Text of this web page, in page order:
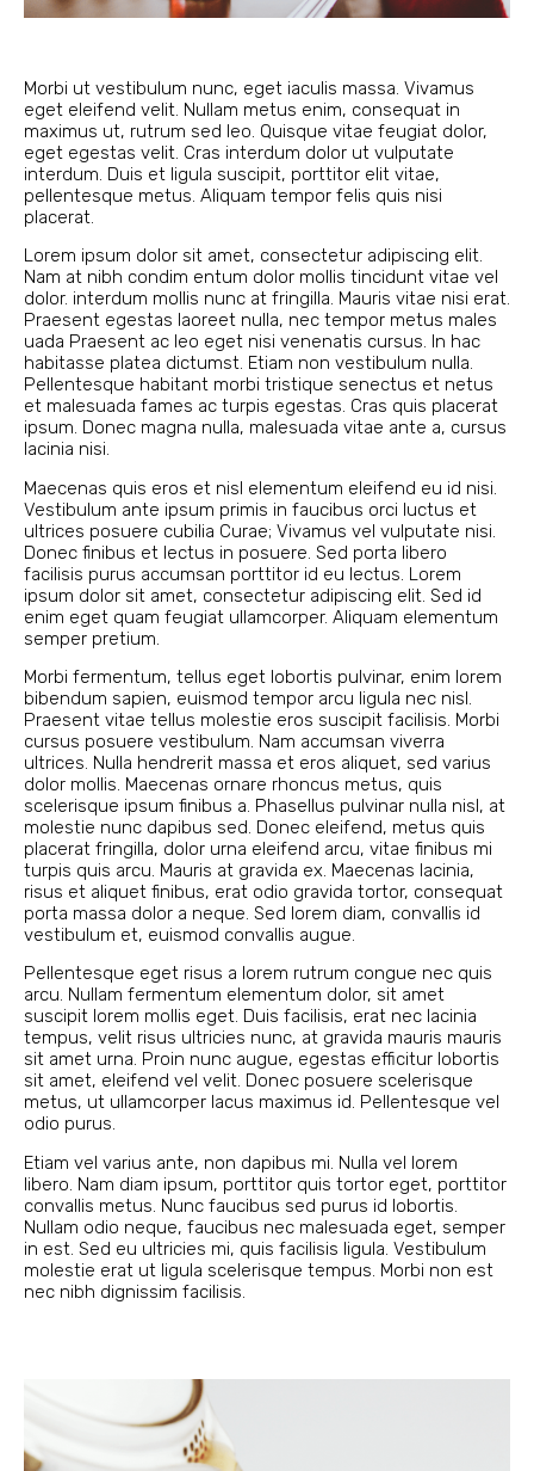
Morbi ut vestibulum nunc, eget iaculis massa. Vivamus
eget eleifend velit. Nullam metus enim, consequat in
maximus ut, rutrum sed leo. Quisque vitae feugiat dolor,
eget egestas velit. Cras interdum dolor ut vulputate
interdum. Duis et ligula suscipit, porttitor elit vitae,
pellentesque metus. Aliquam tempor felis quis nisi
placerat.
Lorem ipsum dolor sit amet, consectetur adipiscing elit.
Nam at nibh condim entum dolor mollis tincidunt vitae vel
dolor. interdum mollis nunc at fringilla. Mauris vitae nisi erat.
Praesent egestas laoreet nulla, nec tempor metus males
uada Praesent ac leo eget nisi venenatis cursus. In hac
habitasse platea dictumst. Etiam non vestibulum nulla.
Pellentesque habitant morbi tristique senectus et netus
et malesuada fames ac turpis egestas. Cras quis placerat
ipsum. Donec magna nulla, malesuada vitae ante a, cursus
lacinia nisi.
Maecenas quis eros et nisl elementum eleifend eu id nisi.
Vestibulum ante ipsum primis in faucibus orci luctus et
ultrices posuere cubilia Curae; Vivamus vel vulputate nisi.
Donec finibus et lectus in posuere. Sed porta libero
facilisis purus accumsan porttitor id eu lectus. Lorem
ipsum dolor sit amet, consectetur adipiscing elit. Sed id
enim eget quam feugiat ullamcorper. Aliquam elementum
semper pretium.
Morbi fermentum, tellus eget lobortis pulvinar, enim lorem
bibendum sapien, euismod tempor arcu ligula nec nisl.
Praesent vitae tellus molestie eros suscipit facilisis. Morbi
cursus posuere vestibulum. Nam accumsan viverra
ultrices. Nulla hendrerit massa et eros aliquet, sed varius
dolor mollis. Maecenas ornare rhoncus metus, quis
scelerisque ipsum finibus a. Phasellus pulvinar nulla nisl, at
molestie nunc dapibus sed. Donec eleifend, metus quis
placerat fringilla, dolor urna eleifend arcu, vitae finibus mi
turpis quis arcu. Mauris at gravida ex. Maecenas lacinia,
risus et aliquet finibus, erat odio gravida tortor, consequat
porta massa dolor a neque. Sed lorem diam, convallis id
vestibulum et, euismod convallis augue.
Pellentesque eget risus a lorem rutrum congue nec quis
arcu. Nullam fermentum elementum dolor, sit amet
suscipit lorem mollis eget. Duis facilisis, erat nec lacinia
tempus, velit risus ultricies nunc, at gravida mauris mauris
sit amet urna. Proin nunc augue, egestas efficitur lobortis
sit amet, eleifend vel velit. Donec posuere scelerisque
metus, ut ullamcorper lacus maximus id. Pellentesque vel
odio purus.
Etiam vel varius ante, non dapibus mi. Nulla vel lorem
libero. Nam diam ipsum, porttitor quis tortor eget, porttitor
convallis metus. Nunc faucibus sed purus id lobortis.
Nullam odio neque, faucibus nec malesuada eget, semper
in est. Sed eu ultricies mi, quis facilisis ligula. Vestibulum
molestie erat ut ligula scelerisque tempus. Morbi non est
nec nibh dignissim facilisis.